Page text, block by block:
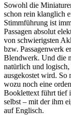
Sowohl die
schon rein klanglich
Stimmführung ist
Passagen absolut
von schwierigsten
bzw. Passagenwerk
Blendwerk. Und die
natürlich und
ausgekostet wird. So
wozu noch eine
Booklettext führt tief
selbst – mit der ihm
auf Englisch.